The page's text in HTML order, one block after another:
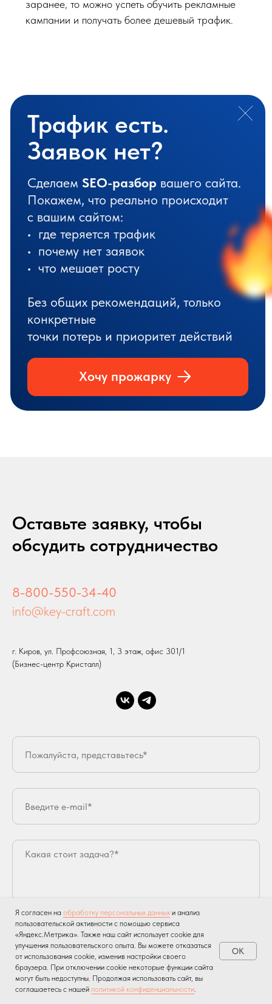
заранее, то можно успеть обучить рекламные
кампании и получать более дешевый трафик.
Оставьте заявку, чтобы
обсудить сотрудничество
8-800-550-34-40
info@key-craft.com
г. Киров, ул. Профсоюзная, 1, 3 этаж, офис 301/1
(Бизнес-центр Кристалл)
Отправляя сообщение, я принимаюпользовательское соглашение
конфиденциальностиданного сайта.
Отправить заявку
Я согласен на обработку персональных данных и анализ
пользовательской активности с помощью сервиса
«Яндекс.Метрика». Также наш сайт использует cookie для
улучшения пользовательского опыта. Вы можете отказаться
от использования cookie, изменив настройки своего
браузера. При отключении cookie некоторые функции сайта
могут быть недоступны. Продолжая использовать сайт, вы
соглашаетесь с нашей политикой конфиденциальности.
OK